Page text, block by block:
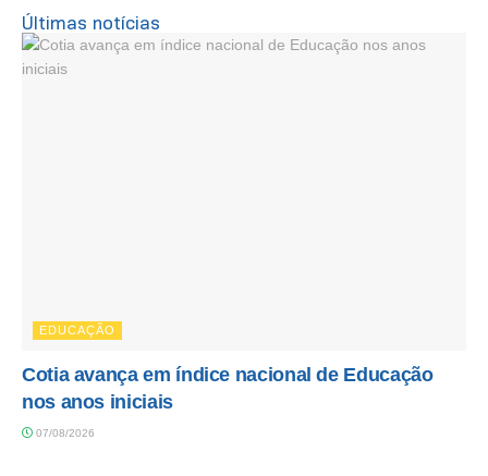
Últimas notícias
EDUCAÇÃO
Cotia avança em índice nacional de Educação
nos anos iniciais
07/08/2026